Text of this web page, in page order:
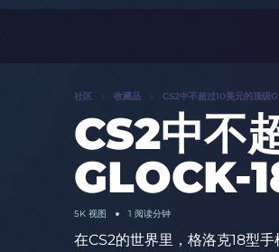
社区 收藏品 CS2中不超过10美元的顶级
CS2中不
GLOCK-
5K 视图 1 阅读分钟
在CS2的世界里，格洛克18型